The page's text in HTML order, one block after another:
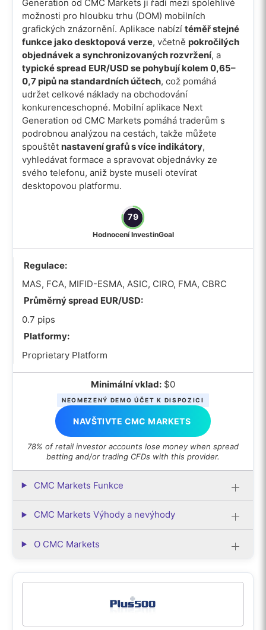
Generation od CMC Markets ji řadí mezi spolehlivé
možnosti pro hloubku trhu (DOM) mobilních
grafických znázornění. Aplikace nabízí téměř stejné
funkce jako desktopová verze, včetně pokročilých
objednávek a synchronizovaných rozvržení, a
typické spread EUR/USD se pohybují kolem 0,65–
0,7 pipů na standardních účtech, což pomáhá
udržet celkové náklady na obchodování
konkurenceschopné. Mobilní aplikace Next
Generation od CMC Markets pomáhá traderům s
podrobnou analýzou na cestách, takže můžete
spouštět nastavení grafů s více indikátory,
vyhledávat formace a spravovat objednávky ze
svého telefonu, aniž byste museli otevírat
desktopovou platformu.
79
Hodnocení InvestinGoal
Regulace:
MAS, FCA, MIFID-ESMA, ASIC, CIRO, FMA, CBRC
Průměrný spread EUR/USD:
0.7 pips
Platformy:
Proprietary Platform
Minimální vklad: $0
NEOMEZENÝ DEMO ÚČET K DISPOZICI
NAVŠTIVTE CMC MARKETS
78% of retail investor accounts lose money when spread
betting and/or trading CFDs with this provider.
CMC Markets Funkce
CMC Markets Výhody a nevýhody
O CMC Markets